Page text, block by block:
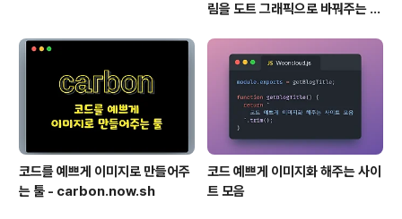
림을 도트 그래픽으로 바꿔주는 사
코드를 예쁘게 이미지로 만들어주
는 툴 - carbon.now.sh
코드 예쁘게 이미지화 해주는 사이
트 모음